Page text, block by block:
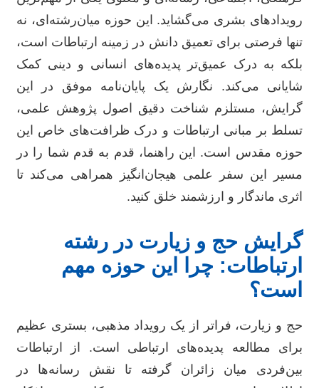
رویدادهای بشری می‌گشاید. این حوزه میان‌رشته‌ای، نه
تنها فرصتی برای تعمیق دانش در زمینه ارتباطات است،
بلکه به درک عمیق‌تر پدیده‌های انسانی و دینی کمک
شایانی می‌کند. نگارش یک پایان‌نامه موفق در این
گرایش، مستلزم شناخت دقیق اصول پژوهش علمی،
تسلط بر مبانی ارتباطات و درک ظرافت‌های خاص این
حوزه مقدس است. این راهنما، قدم به قدم شما را در
مسیر این سفر علمی هیجان‌انگیز همراهی می‌کند تا
اثری ماندگار و ارزشمند خلق کنید.
گرایش حج و زیارت در رشته
ارتباطات: چرا این حوزه مهم
است؟
حج و زیارت، فراتر از یک رویداد مذهبی، بستری عظیم
برای مطالعه پدیده‌های ارتباطی است. از ارتباطات
بین‌فردی میان زائران گرفته تا نقش رسانه‌ها در